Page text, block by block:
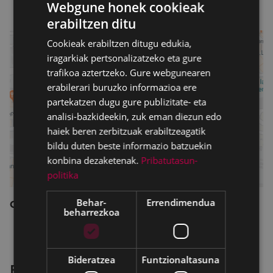
Juan.
GPS koordenatuak:
X= 542903.6300
Webgune honek cookieak
erabiltzen ditu
Cookieak erabiltzen ditugu edukia,
iragarkiak pertsonalizatzeko eta gure
trafikoa aztertzeko. Gure webgunearen
erabilerari buruzko informazioa ere
partekatzen dugu gure publizitate- eta
analisi-bazkideekin, zuk eman diezun edo
haiek beren zerbitzuak erabiltzeagatik
bildu duten beste informazio batzuekin
konbina dezaketenak. Pribatutasun-
politika
Behar-
beharrezkoa
Errendimendua
Bideratzea Funtzionaltasuna